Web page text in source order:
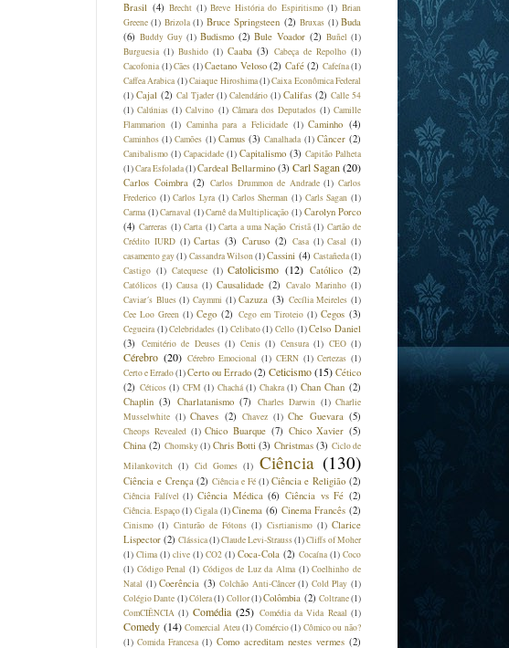
Brasil (4) Brecht (1) Breve História do Espiritismo (1) Brian
Greene (1) Brizola (1) Bruce Springsteen (2) Bruxas (1) Buda
(6) Buddy Guy (1) Budismo (2) Bule Voador (2) Buñel (1)
Burguesia (1) Bushido (1) Caaba (3) Cabeça de Repolho (1)
Cacofonia (1)Cães (1)Caetano Veloso (2) Café (2) Cafeína(1)
Caffea Arabica (1)Caiaque Hiroshima(1)Caixa Econômica Federal
(1) Cajal (2) Cal Tjader (1) Calendário (1) Califas (2) Calle 54
(1) Calúnias (1) Calvino (1) Câmara dos Deputados (1) Camille
Flammarion (1) Caminha para a Felicidade (1) Caminho (4)
Caminhos (1) Camões (1) Camus (3) Canalhada (1) Câncer (2)
Canibalismo (1) Capacidade (1) Capitalismo (3) Capitão Palheta
(1)Cara Esfolada(1)Cardeal Bellarmino (3) Carl Sagan (20)
Carlos Coimbra (2) Carlos Drummon de Andrade (1) Carlos
Frederico (1) Carlos Lyra (1) Carlos Sherman (1) Carls Sagan (1)
Carma (1)Carnaval (1)Carnê da Multiplicação (1) Carolyn Porco
(4) Carreras (1) Carta (1) Carta a uma Nação Cristã (1) Cartão de
Crédito IURD (1) Cartas (3) Caruso (2) Casa (1) Casal (1)
casamento gay(1) Cassandra Wilson(1)Cassini (4) Castañeda(1)
Castigo (1) Catequese (1) Catolicismo (12) Católico (2)
Católicos (1) Causa (1) Causalidade (2) Cavalo Marinho (1)
Caviar´s Blues (1) Caymmi (1) Cazuza (3) Cecília Meireles (1)
Cee Loo Green (1) Cego (2) Cego em Tiroteio (1) Cegos (3)
Cegueira (1) Celebridades (1) Celibato (1) Cello (1) Celso Daniel
(3)
Cemitério de Deuses (1) Cenis (1) Censura (1) CEO (1)
Cérebro (20) Cérebro Emocional (1) CERN (1) Certezas (1)
Certo e Errado(1)Certo ou Errado (2) Ceticismo(15) Cético
(2) Céticos (1) CFM (1) Chachá (1) Chakra (1) Chan Chan (2)
Chaplin (3) Charlatanismo (7) Charles Darwin (1) Charlie
Musselwhite (1) Chaves (2) Chavez (1) Che Guevara (5)
Cheops Revealed (1) Chico Buarque (7) Chico Xavier (5)
China (2) Chomsky(1) Chris Botti (3) Christmas (3) Ciclo de
Milankovitch (1) Cid Gomes (1) Ciência (130)
Ciência e Crença (2) Ciência e Fé (1) Ciência e Religião (2)
Ciência Falível (1) Ciência Médica (6) Ciência vs Fé (2)
Ciência. Espaço (1) Cigala (1) Cinema (6) Cinema Francês (2)
Cinismo (1) Cinturão de Fótons (1) Cisrtianismo (1) Clarice
Lispector (2) Clássica(1)Claude Levi-Strauss(1)Cliffs of Moher
(1) Clima (1) clive (1) CO2 (1) Coca-Cola (2) Cocaína (1) Coco
(1) Código Penal (1) Códigos de Luz da Alma (1) Coelhinho de
Natal (1) Coerência (3) Colchão Anti-Câncer (1) Cold Play (1)
Colégio Dante (1)Cólera(1) Collor(1)Colômbia (2) Coltrane(1)
ComCIÊNCIA (1) Comédia (25) Comédia da Vida Reaal (1)
Comedy (14) Comercial Ateu(1) Comércio(1) Cômico ou não?
(1) Comida Francesa (1) Como acreditam nestes vermes (2)